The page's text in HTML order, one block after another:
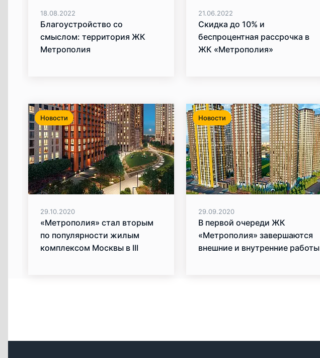
18.08.2022
Благоустройство со
смыслом: территория ЖК
Метрополия
21.06.2022
Скидка до 10% и
беспроцентная рассрочка в
ЖК «Метрополия»
Новости
29.10.2020
«Метрополия» стал вторым
по популярности жилым
комплексом Москвы в III
Новости
29.09.2020
В первой очереди ЖК
«Метрополия» завершаются
внешние и внутренние работы